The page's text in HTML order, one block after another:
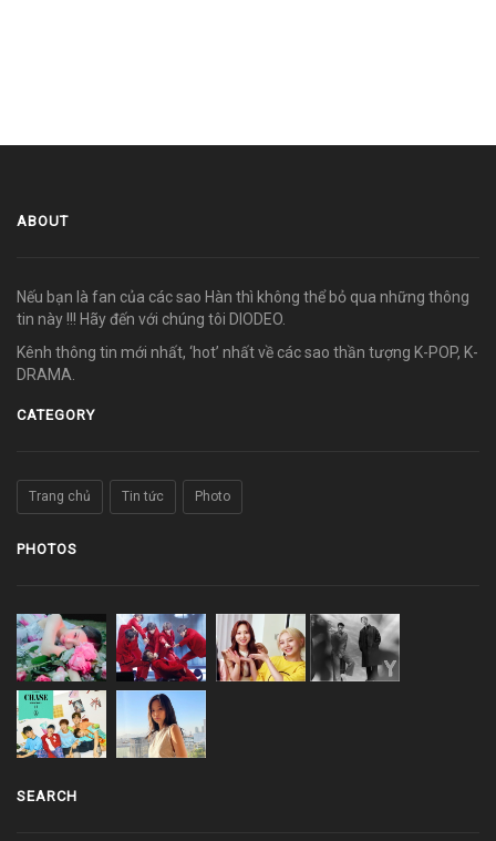
ABOUT
Nếu bạn là fan của các sao Hàn thì không thể bỏ qua những thông
tin này !!! Hãy đến với chúng tôi DIODEO.
Kênh thông tin mới nhất, ‘hot’ nhất về các sao thần tượng K-POP, K-
DRAMA.
CATEGORY
Trang chủ Tin tức Photo
PHOTOS
SEARCH